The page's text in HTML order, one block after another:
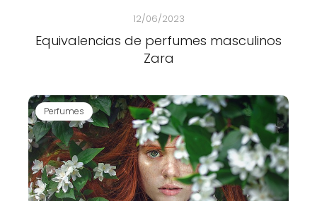
12/06/2023
Equivalencias de perfumes masculinos
Zara
Perfumes